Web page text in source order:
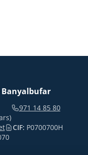
971 14 85 80
CIF: P0700700H